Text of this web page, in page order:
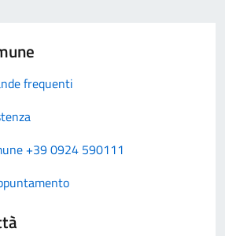
frequenti
+39 0924 590111